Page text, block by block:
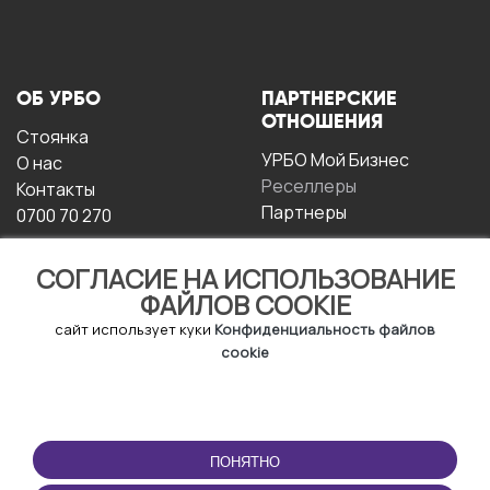
СОГЛАСИЕ НА ИСПОЛЬЗОВАНИЕ
ФАЙЛОВ COOKIE
сайт использует куки Конфиденциальность файлов
cookie
ПОНЯТНО
ОБ УРБО
Стоянка
О нас
Контакты
0700 70 270
ПАРТНЕРСКИЕ
ОТНОШЕНИЯ
УРБО Мой Бизнес
Реселлеры
Партнеры
ЭКСПЛУАТАЦИИ
Условия и положения
ПРИЛОЖЕНИЕ